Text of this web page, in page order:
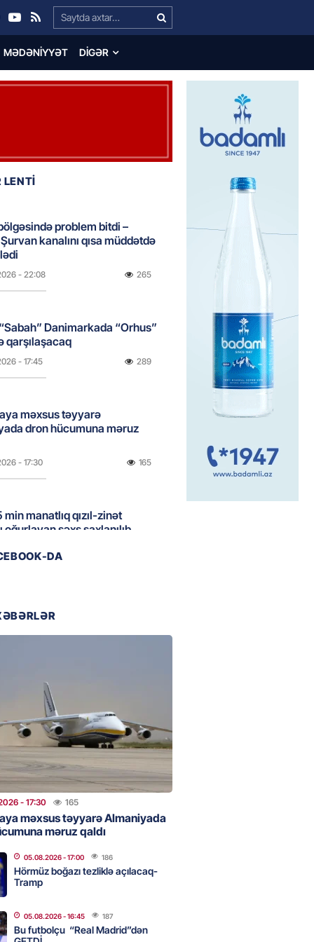
Search…
MƏDƏNIYYƏT DIGƏR
problem bitdi –
kanalını qısa müddətdə
- 22:08 265
Danimarkada “Orhus”
qarşılaşacaq
- 17:45 289
məxsus təyyarə
dron hücumuna məruz
- 17:30 165
min manatlıq qızıl-zinət
oğurlayan şəxs saxlanılıb
- 17:00
həcmini üç dəfəyə yaxın
- 16:59 186
“Real Madrid”dən GETDİ
- 16:45 187
nin ilk qadın generalı oldu
- 16:30 189
və universitetlərə yaxın ev
diqqətinə: Kirayə
DA
- 17:30 165
məxsus təyyarə Almaniyada
məruz qaldı
05.08.2026- 17:00 186
Hörmüz boğazı tezliklə açılacaq-
Tramp
05.08.2026- 16:45 187
Bu futbolçu “Real Madrid”dən